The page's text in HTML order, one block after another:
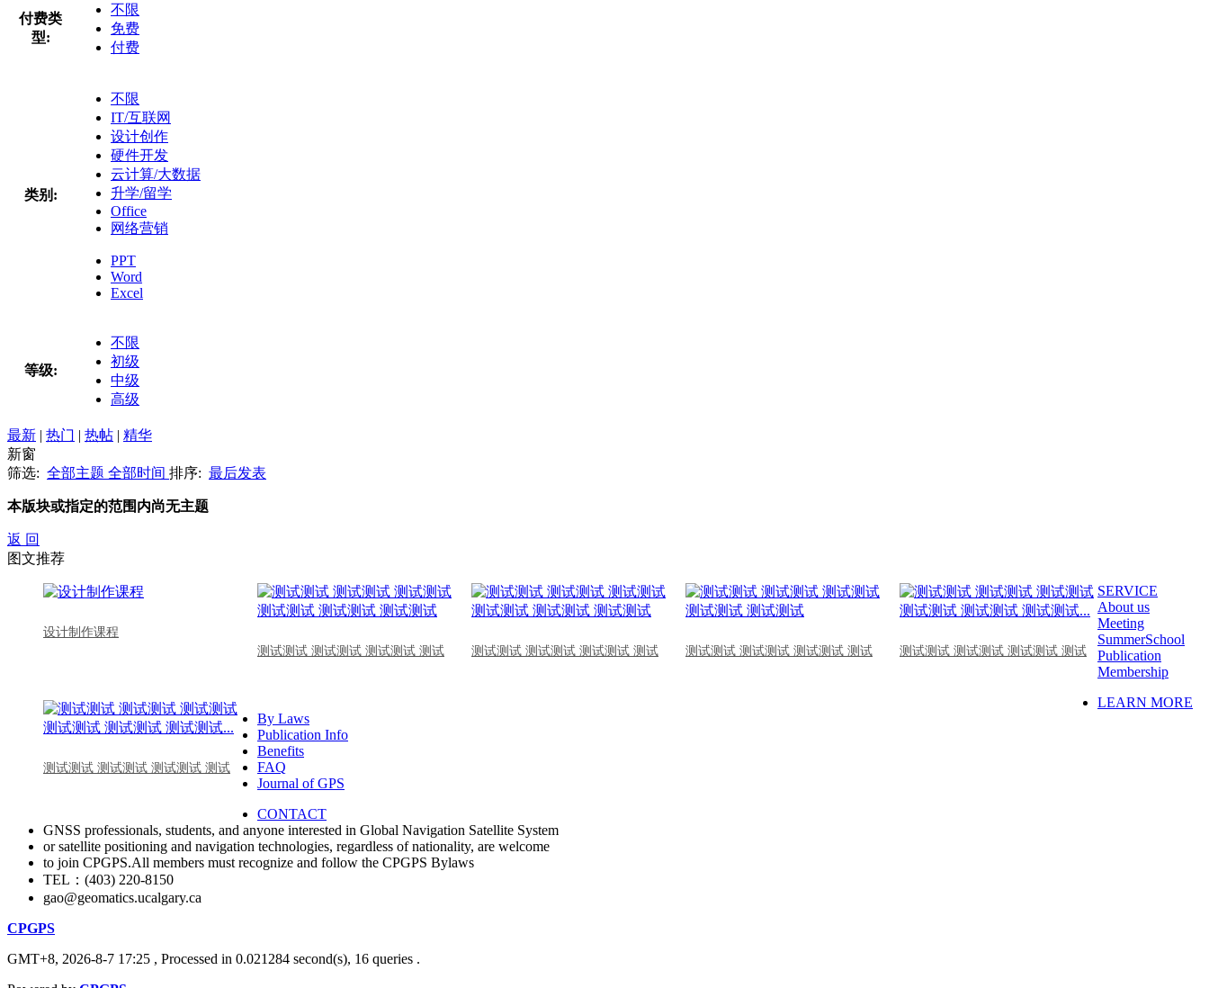
付费类
型:
不限
免费
付费
类别:
不限
IT/互联网
设计创作
硬件开发
云计算/大数据
升学/留学
Office
网络营销
PPT
Word
Excel
等级:
不限
初级
中级
高级
最新 | 热门 | 热帖 | 精华
新窗
筛选: 全部主题 全部时间 排序: 最后发表
本版块或指定的范围内尚无主题
返 回
图文推荐
设计制作课程
测试测试 测试测试 测试测试 测试
测试测试 测试测试 测试测试 测试 测试测试 测试测试 测试测试 测试 测试测试 测试测试 测试测试 测试
测试测试 测试测试 测试测试 测试
SERVICE
About us
Meeting
SummerSchool
Publication
Membership
LEARN MORE
By Laws
Publication Info
Benefits
FAQ
Journal of GPS
CONTACT
GNSS professionals, students, and anyone interested in Global Navigation Satellite System
or satellite positioning and navigation technologies, regardless of nationality, are welcome
to join CPGPS.All members must recognize and follow the CPGPS Bylaws
TEL：(403) 220-8150
gao@geomatics.ucalgary.ca
CPGPS
GMT+8, 2026-8-7 17:25 , Processed in 0.021284 second(s), 16 queries .